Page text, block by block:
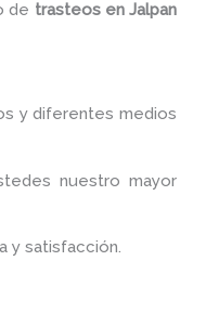
de trasteos en Jalpan
y diferentes medios
nuestro mayor
y satisfacción.